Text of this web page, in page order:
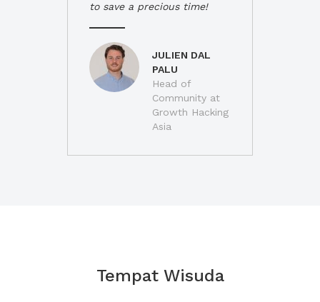
to save a precious time!
JULIEN DAL
PALU
Head of
Community at
Growth Hacking
Asia
Tempat Wisuda